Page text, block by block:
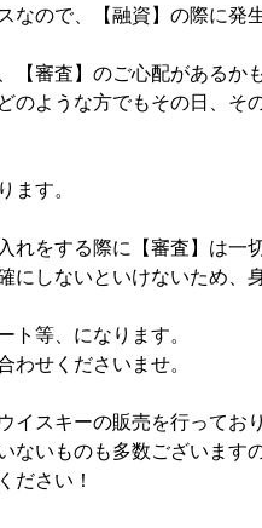
なので、【融資】の際に発
審査】のご心配があるか
のような方でもその日、そ
す。
れをする際に【審査】は一
にしないといけないため、
等、になります。
せくださいませ。
スキーの販売を行ってお
ないものも多数ございます
ださい！